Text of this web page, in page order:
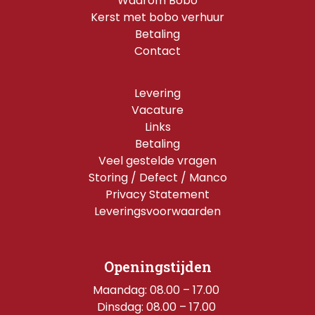
Kerst met bobo verhuur
Betaling
Contact
Levering
Vacature
Links
Betaling
Veel gestelde vragen
Storing / Defect / Manco
Privacy Statement
Leveringsvoorwaarden
Openingstijden
Maandag: 08.00 – 17.00
Dinsdag: 08.00 – 17.00